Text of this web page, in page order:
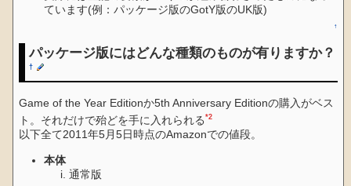
ています(例：パッケージ版のGotY版のUK版)
↑
パッケージ版にはどんな種類のものが有りますか？
†
Game of the Year Editionか5th Anniversary Editionの購入がベス
ト。それだけで殆どを手に入れられる*2
以下全て2011年5月5日時点のAmazonでの値段。
本体
通常版